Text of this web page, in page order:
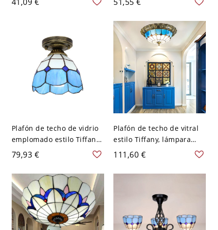
Copper Ceiling Light
Light Brass Grid Patterned
Flush Mount Lamp for
Corridor - 110 A 120 V
Naranja 15,24 cm
Plafón de techo de vidrio
emplomado estilo Tiffany,
mini lámpara vintage de 7
pulgadas para pasillo y
entrada - Azul celeste 110
A 120 V
79,93 €
Plafón de techo de vitral
estilo Tiffany, lámpara
mediterránea azul con
acabado bronce - 110 A
120 V 40,64 cm Blanco
111,60 €